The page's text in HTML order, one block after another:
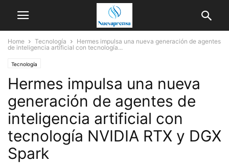
Home Tecnología
Hermes impulsa una nueva generación de agentes
de inteligencia artificial con tecnología...
Tecnología
Hermes impulsa una nueva
generación de agentes de
inteligencia artificial con
tecnología NVIDIA RTX y DGX
Spark